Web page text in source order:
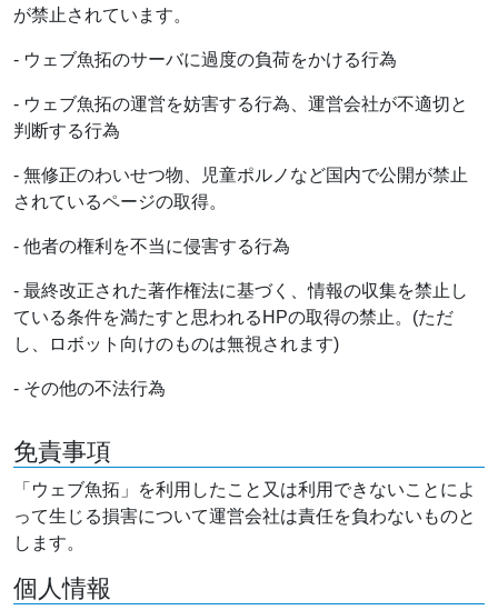
が禁止されています。
- ウェブ魚拓のサーバに過度の負荷をかける行為
- ウェブ魚拓の運営を妨害する行為、運営会社が不適切と
判断する行為
- 無修正のわいせつ物、児童ポルノなど国内で公開が禁止
されているページの取得。
- 他者の権利を不当に侵害する行為
- 最終改正された著作権法に基づく、情報の収集を禁止し
ている条件を満たすと思われるHPの取得の禁止。(ただ
し、ロボット向けのものは無視されます)
- その他の不法行為
免責事項
「ウェブ魚拓」を利用したこと又は利用できないことによ
って生じる損害について運営会社は責任を負わないものと
します。
個人情報